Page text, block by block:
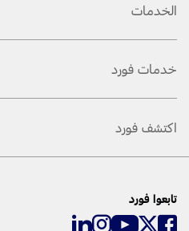
الخدمات
خدمات فورد
اكتشف فورد
تابعوا فورد